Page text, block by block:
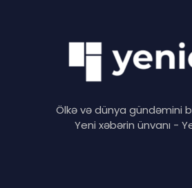
Ölkə və dünya gündəmini
Yeni xəbərin ünvanı -